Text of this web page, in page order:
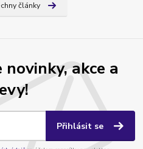
články
akce a
Přihlásit se